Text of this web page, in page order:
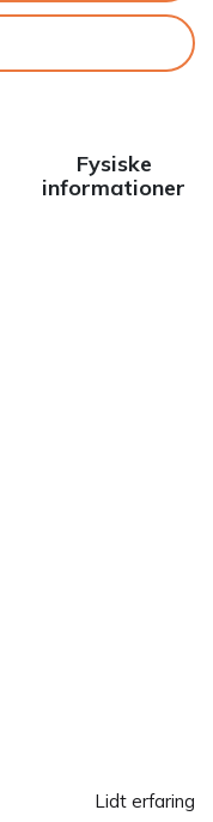
Fysiske
informationer
Lidt erfaring